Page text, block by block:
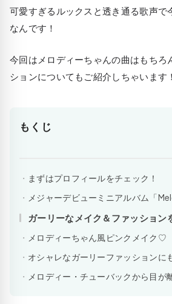
可愛すぎるルックスと透き通る歌声で
なんです！
今回はメロディーちゃんの曲はもちろ
ションについてもご紹介しちゃいます
もくじ
まずはプロフィールをチェック！
メジャーデビューミニアルバム「
ガーリーなメイク＆ファッショ
メロディーちゃん風ピンクメイク♡
オシャレなガーリーファッションに
メロディー・チューバックから目が